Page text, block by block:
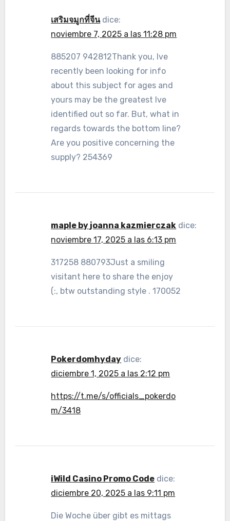
เสริมจมูกที่จีน dice:
noviembre 7, 2025 a las 11:28 pm
885207 942812Thank you, Ive
recently been looking for info
about this subject for ages and
yours may be the greatest Ive
identified out so far. But, what in
regards towards the bottom line?
Are you positive concerning the
supply? 254369
maple by joanna kazmierczak dice:
noviembre 17, 2025 a las 6:13 pm
317258 880793Just a smiling
visitant here to share the enjoy
(:, btw outstanding style . 170052
Pokerdomhyday dice:
diciembre 1, 2025 a las 2:12 pm
https://t.me/s/officials_pokerdo
m/3418
iWild Casino Promo Code dice:
diciembre 20, 2025 a las 9:11 pm
Die Woche über gibt es mittags